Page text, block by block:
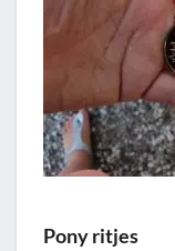
Pony ritjes